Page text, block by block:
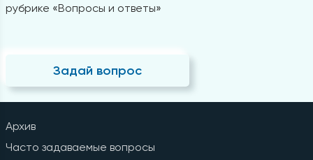
рубрике «Вопросы и ответы»
Задай вопрос
Архив
Часто задаваемые вопросы